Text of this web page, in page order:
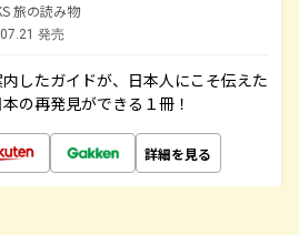
旅の読み物
発売
したガイドが、日本人にこそ伝えた
の再発見ができる１冊！
詳細を見る